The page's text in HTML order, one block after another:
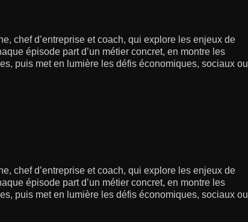
chef d’entreprise et coach, qui explore les enjeux de
épisode part d’un métier concret, en montre les
puis met en lumière les défis économiques, sociaux ou
chef d’entreprise et coach, qui explore les enjeux de
épisode part d’un métier concret, en montre les
puis met en lumière les défis économiques, sociaux ou